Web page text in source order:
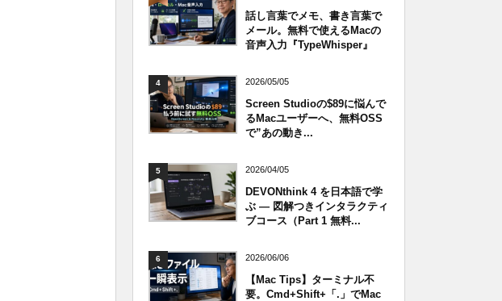
話し言葉でメモ、書き言葉で
メール。無料で使えるMacの
音声入力『TypeWhisper』
4 2026/05/05
Screen Studioの$89に悩んで
るMacユーザーへ、無料OSS
で”あの動き...
5 2026/04/05
DEVONthink 4 を日本語で学
ぶ — 図解つきインタラクティ
ブコース（Part 1 無料...
6 2026/06/06
【Mac Tips】ターミナル不
要。Cmd+Shift+「.」でMac